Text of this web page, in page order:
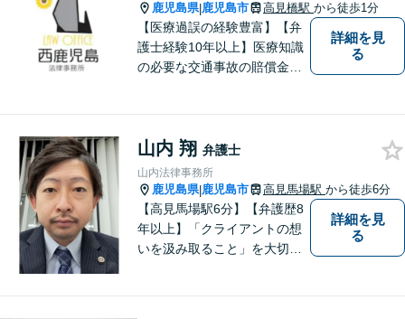
鹿児島県|鹿児島市 高見橋駅 から徒歩1分
【医療過誤の経験豊富】【弁
護士経験10年以上】医療知識
の必要な交通事故の賠償金請
さい。依頼者様との信頼関係
を大切に解決へ向けて尽力い
たします。【休日・夜間対応
可】
詳細を見
る
山内 翔 弁護士
山内法律事務所
鹿児島県|鹿児島市 高見馬場駅 から徒歩6分
【高見馬場駅6分】【弁護歴8
年以上】「クライアントの想
いを汲み取ること」を大切に
詳細を見
る